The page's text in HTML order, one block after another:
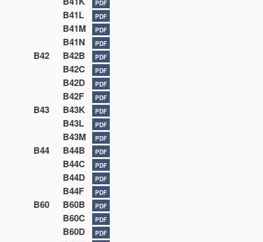
PDF
B41L PDF
B41M PDF
B41N PDF
B42 B42B PDF
B42C PDF
B42D PDF
B42F PDF
B43 B43K PDF
B43L PDF
B43M PDF
B44 B44B PDF
B44C PDF
B44D PDF
B44F PDF
B60 B60B PDF
B60C PDF
B60D PDF